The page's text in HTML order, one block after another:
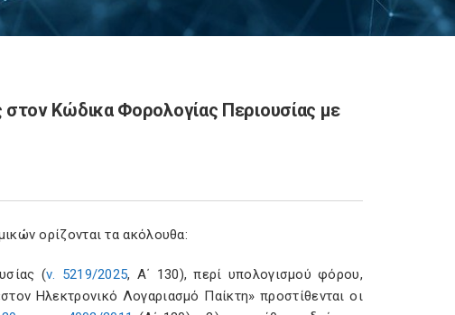
στον Κώδικα Φορολογίας Περιουσίας με
ορίζονται τα ακόλουθα:
(ν. 5219/2025, Α΄ 130), περί υπολογισμού φόρου,
Ηλεκτρονικό Λογαριασμό Παίκτη» προστίθενται οι